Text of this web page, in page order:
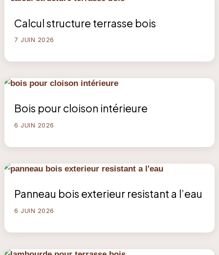
Calcul structure terrasse bois
7 JUIN 2026
Bois pour cloison intérieure
6 JUIN 2026
Panneau bois exterieur resistant a l’eau
6 JUIN 2026